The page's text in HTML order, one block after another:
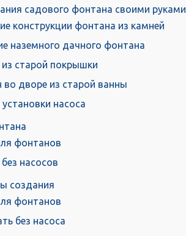
садового фонтана своими руками
конструкции фонтана из камней
наземного дачного фонтана
старой покрышки
во дворе из старой ванны
насоса
фонтанов
насосов
создания
фонтанов
без насоса